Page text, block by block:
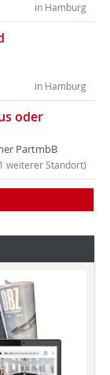
in Hamburg
in Hamburg
oder
PartmbB
weiterer Standort)